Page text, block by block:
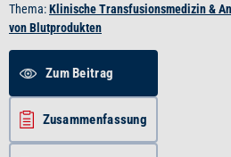
Thema:Klinische Transfusionsmedizin &
von Blutprodukten
Zum Beitrag
Zusammenfassung